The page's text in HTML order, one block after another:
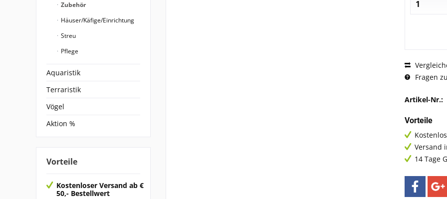
Zubehör
Häuser/Käfige/Einrichtung
Streu
Pflege
Aquaristik
Terraristik
Vögel
Aktion %
Vorteile
Kostenloser Versand ab €
50,- Bestellwert
Fragen
Artikel-Nr.:
Vorteile
Versand
14 Tage